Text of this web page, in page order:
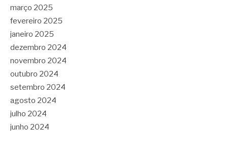
março 2025
fevereiro 2025
janeiro 2025
dezembro 2024
novembro 2024
outubro 2024
setembro 2024
agosto 2024
julho 2024
junho 2024